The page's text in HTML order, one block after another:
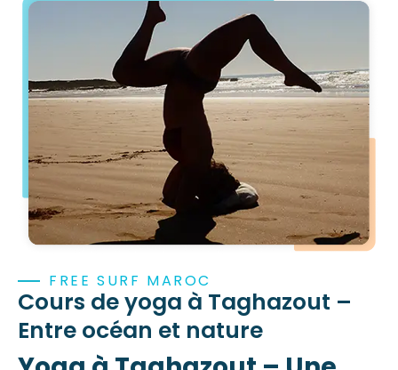
FREE SURF MAROC
Cours de yoga à Taghazout –
Entre océan et nature